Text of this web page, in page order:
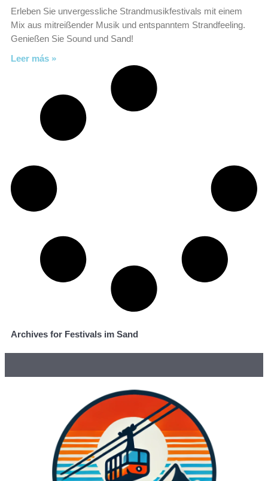
Erleben Sie unvergessliche Strandmusikfestivals mit einem
Mix aus mitreißender Musik und entspanntem Strandfeeling.
Genießen Sie Sound und Sand!
Leer más »
Archives for Festivals im Sand